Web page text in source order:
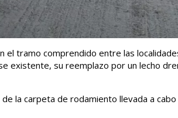
el tramo comprendido entre las
existente, su reemplazo por un lecho
la carpeta de rodamiento llevada a